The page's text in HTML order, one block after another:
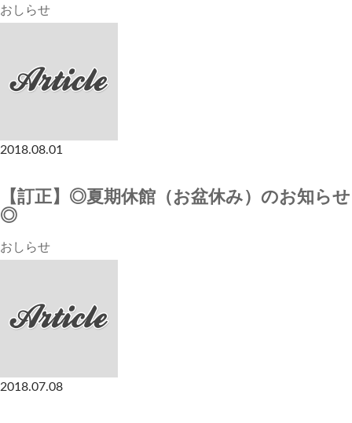
おしらせ
2018.08.01
【訂正】◎夏期休館（お盆休み）のお知らせ
◎
おしらせ
2018.07.08